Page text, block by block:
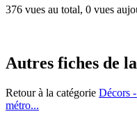
376 vues au total, 0 vues
Autres fiches de
Retour à la catégorie Décors
métro...